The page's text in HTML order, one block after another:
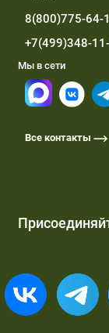
8(800)775-64-
+7(499)348-
Мы в сети
Все контакты